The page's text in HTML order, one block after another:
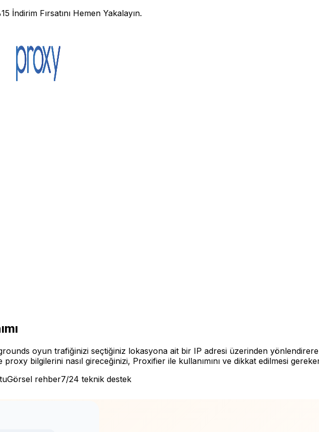
İndirim Fırsatını Hemen Yakalayın.
oyun trafiğinizi seçtiğiniz lokasyona ait bir IP adresi üzerinden
bilgilerini nasıl gireceğinizi, Proxifier ile kullanımını ve dikkat edilmesi
Görsel rehber7/24 teknik destek